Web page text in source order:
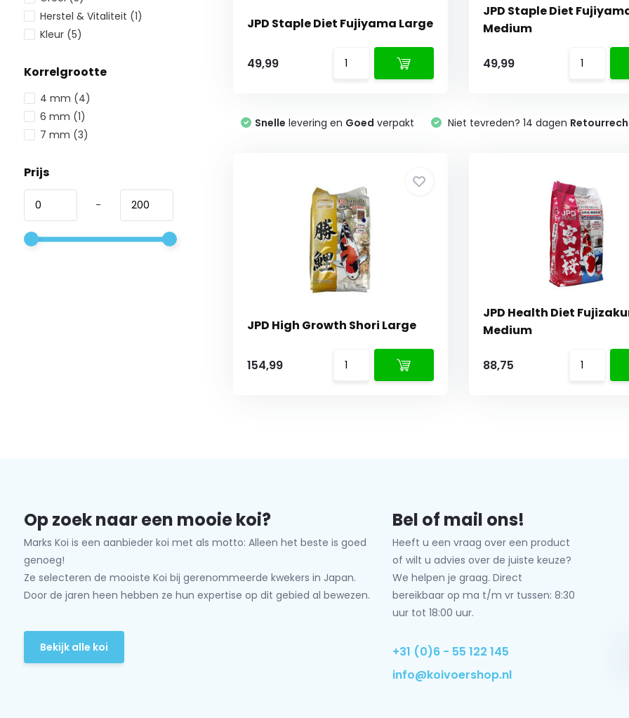
Herstel & Vitaliteit (1)
Kleur (5)
Korrelgrootte
4 mm (4)
6 mm (1)
7 mm (3)
Prijs
-
JPD Staple Diet Fujiyama Large
49,99
JPD Staple Diet
Medium
49,99
Snelle levering en Goed verpakt Niet tevreden? 14 dagen
JPD High Growth Shori Large
154,99
JPD Health Diet
Medium
88,75
Op zoek naar een mooie koi?
Marks Koi is een aanbieder koi met als motto: Alleen het beste is goed
genoeg!
Ze selecteren de mooiste Koi bij gerenommeerde kwekers in Japan.
Door de jaren heen hebben ze hun expertise op dit gebied al bewezen.
Bekijk alle koi
Bel of mail ons!
Heeft u een vraag over een product
of wilt u advies over de juiste keuze?
We helpen je graag. Direct
bereikbaar op ma t/m vr tussen: 8:30
uur tot 18:00 uur.
+31 (0)6 - 55 122 145
info@koivoershop.nl